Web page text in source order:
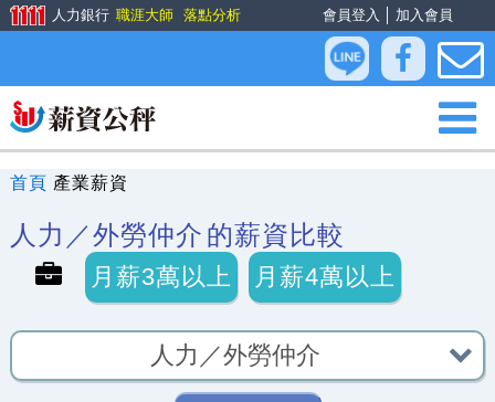
會員登入 加入會員
人力銀行 職涯大師 落點分析
首頁 產業薪資
人力／外勞仲介 的薪資比較
月薪3萬以上 月薪4萬以上